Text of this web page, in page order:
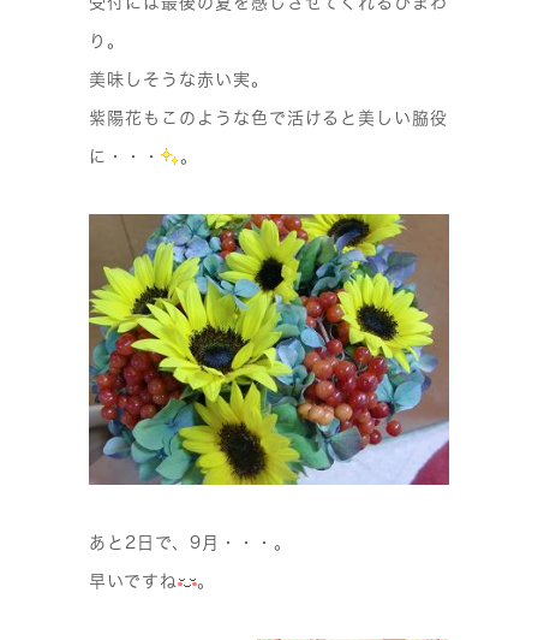
り。
美味しそうな赤い実。
紫陽花もこのような色で活けると美しい脇役
に・・・ 。
あと2日で、9月・・・。
早いですね 。